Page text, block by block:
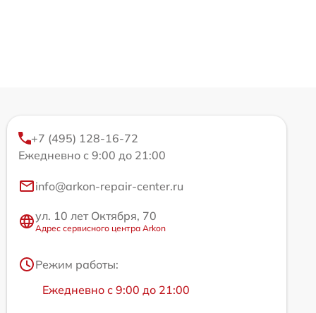
+7 (495) 128-16-72
Ежедневно с 9:00 до 21:00
info@arkon-repair-center.ru
ул. 10 лет Октября, 70
Адрес сервисного центра Arkon
Режим работы:
Ежедневно с 9:00 до 21:00